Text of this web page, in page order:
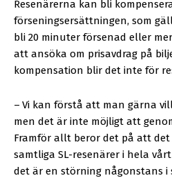
Resenärerna kan bli
förseningsersättningen, som
bli 20 minuter försenad eller
att ansöka om prisavdrag på
kompensation blir det inte för
– Vi kan förstå att man gärna
men det är inte möjligt att
Framför allt beror det på att
samtliga SL-resenärer i hela
det är en störning någonstans i